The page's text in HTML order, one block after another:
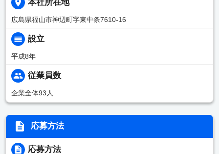
本社所在地
広島県福山市神辺町字東中条7610-16
設立
平成8年
従業員数
企業全体93人
応募方法
応募方法